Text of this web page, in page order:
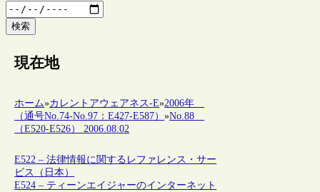
検索
現在地
ホーム»カレントアウェアネス-E»2006年
（通号No.74-No.97：E427-E587）»No.88
（E520-E526） 2006.08.02
E522 – 法律情報に関するレファレンス・サー
ビス（日本）
E524 – ティーンエイジャーのインターネット